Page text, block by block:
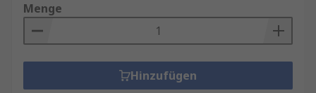
Menge
Hinzufügen